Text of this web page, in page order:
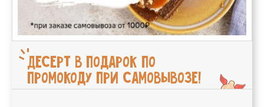
Десерт в подарок по
промокоду при самовывозе!